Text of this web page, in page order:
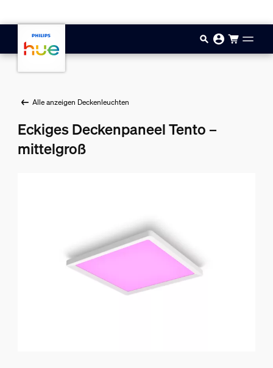
Alle anzeigen Deckenleuchten
Eckiges Deckenpaneel Tento –
mittelgroß